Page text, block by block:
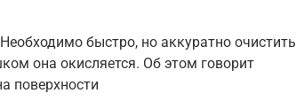
быстро, но аккуратно очистить
она окисляется. Об этом говорит
поверхности